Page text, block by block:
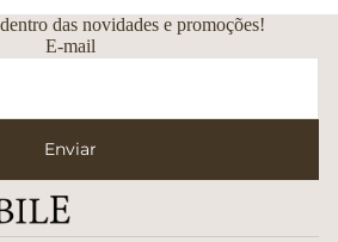
das novidades e promoções!
E-mail
Enviar